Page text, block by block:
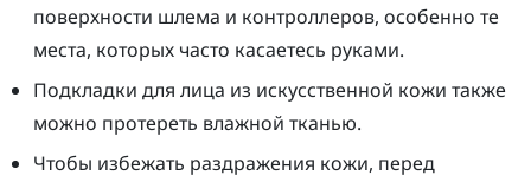
поверхности шлема и контроллеров, особенно те
места, которых часто касаетесь руками.
Подкладки для лица из искусственной кожи также
можно протереть влажной тканью.
Чтобы избежать раздражения кожи, перед